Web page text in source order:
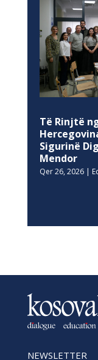
Të Rinjtë
Sigurinë
Mendor
Qer 26, 2026|
NEWSLETTER